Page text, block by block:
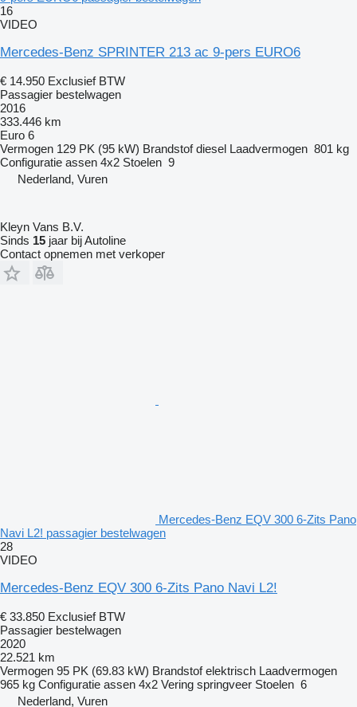
16
VIDEO
Mercedes-Benz SPRINTER 213 ac 9-pers EURO6
€ 14.950 Exclusief BTW
Passagier bestelwagen
2016
333.446 km
Euro 6
Vermogen 129 PK (95 kW) Brandstof diesel Laadvermogen 801 kg
Configuratie assen 4x2 Stoelen 9
Nederland, Vuren
Kleyn Vans B.V.
Sinds 15 jaar bij Autoline
Contact opnemen met verkoper
Mercedes-Benz EQV 300 6-Zits Pano
Navi L2! passagier bestelwagen
28
VIDEO
Mercedes-Benz EQV 300 6-Zits Pano Navi L2!
€ 33.850 Exclusief BTW
Passagier bestelwagen
2020
22.521 km
Vermogen 95 PK (69.83 kW) Brandstof elektrisch Laadvermogen
965 kg Configuratie assen 4x2 Vering springveer Stoelen 6
Nederland, Vuren